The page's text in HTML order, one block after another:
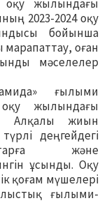
оқу жылындағы
2023-2024 оқу
бойынша
оған
мәселелер
ғылыми
жылындағы
Алқалы жиын
деңгейдегі
және
ұсынды. Оқу
қоғам мүшелері
ғылыми-